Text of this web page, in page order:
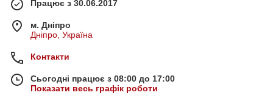
Працює з 30.06.2017
м. Дніпро
Дніпро, Україна
Контакти
Сьогодні працює з 08:00 до 17:00
Показати весь графік роботи